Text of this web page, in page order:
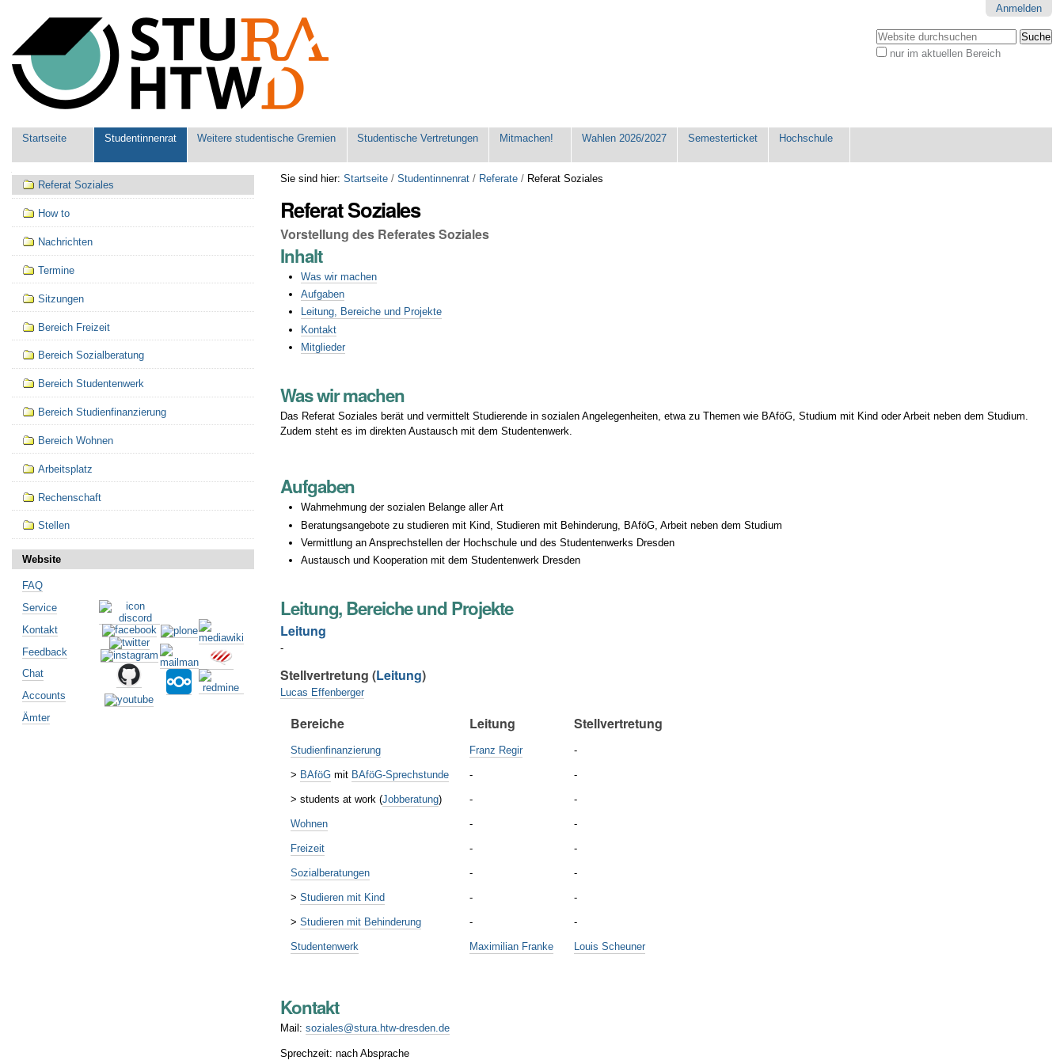
Werkzeuge
Anmelden
Website durchsuchen
nur im aktuellen Bereich
Sektionen
Startseite Studentinnenrat Weitere studentische Gremien Studentische Vertretungen Mitmachen! Wahlen 2026/2027 Semesterticket Hochschule
Sie sind hier: Startseite /Studentinnenrat / Referate / Referat Soziales
Referat Soziales
Vorstellung des Referates Soziales
Inhalt
Was wir machen
Aufgaben
Leitung, Bereiche und Projekte
Kontakt
Mitglieder
Was wir machen
Das Referat Soziales berät und vermittelt Studierende in sozialen Angelegenheiten, etwa zu Themen wie BAföG, Studium mit Kind oder Arbeit neben dem Studium.
Zudem steht es im direkten Austausch mit dem Studentenwerk.
Aufgaben
Wahrnehmung der sozialen Belange aller Art
Beratungsangebote zu studieren mit Kind, Studieren mit Behinderung, BAföG, Arbeit neben dem Studium
Vermittlung an Ansprechstellen der Hochschule und des Studentenwerks Dresden
Austausch und Kooperation mit dem Studentenwerk Dresden
Leitung, Bereiche und Projekte
Leitung
-
Stellvertretung (Leitung)
Lucas Effenberger
Bereiche Leitung Stellvertretung
Studienfinanzierung Franz Regir -
> BAföG mit BAföG-Sprechstunde - -
> students at work (Jobberatung) - -
Wohnen - -
Freizeit - -
Sozialberatungen - -
>Studieren mit Kind - -
>Studieren mit Behinderung - -
Studentenwerk Maximilian Franke Louis Scheuner
Kontakt
Mail:soziales@stura.htw-dresden.de
Sprechzeit: nach Absprache
Navigation
Referat Soziales
How to
Nachrichten
Termine
Sitzungen
Bereich Freizeit
Bereich Sozialberatung
Bereich Studentenwerk
Bereich Studienfinanzierung
Bereich Wohnen
Arbeitsplatz
Rechenschaft
Stellen
Website
FAQ
Service
Kontakt
Feedback
Chat
Accounts
Ämter